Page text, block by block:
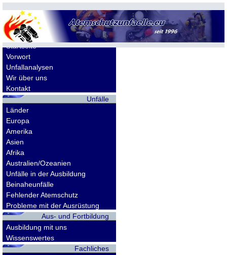
Allgemeines
Startseite
Vorwort
Unfallanalysen
Wir über uns
Kontakt
Unfälle
Länder
Europa
Amerika
Asien
Afrika
Australien/Ozeanien
Unfälle in der Ausbildung
Beinaheunfälle
Fehlender Atemschutz
Probleme mit der Ausrüstung
Aus- und Fortbildung
Ausbildung mit uns
Wissenswertes
Fachliches